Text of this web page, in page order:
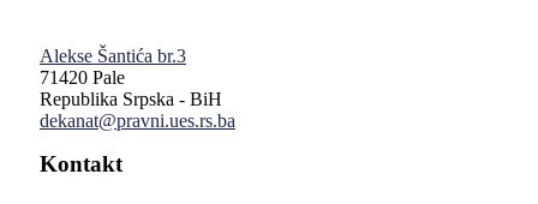
Alekse Šantića br.3
71420 Pale
Republika Srpska - BiH
dekanat@pravni.ues.rs.ba
Kontakt